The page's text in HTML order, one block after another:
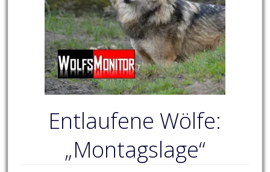
Entlaufene Wölfe:
„Montagslage“